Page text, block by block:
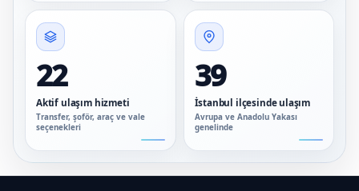
22
Aktif ulaşım hizmeti
Transfer, şoför, araç ve vale
seçenekleri
39
İstanbul ilçesinde ulaşım
Avrupa ve Anadolu Yakası
genelinde